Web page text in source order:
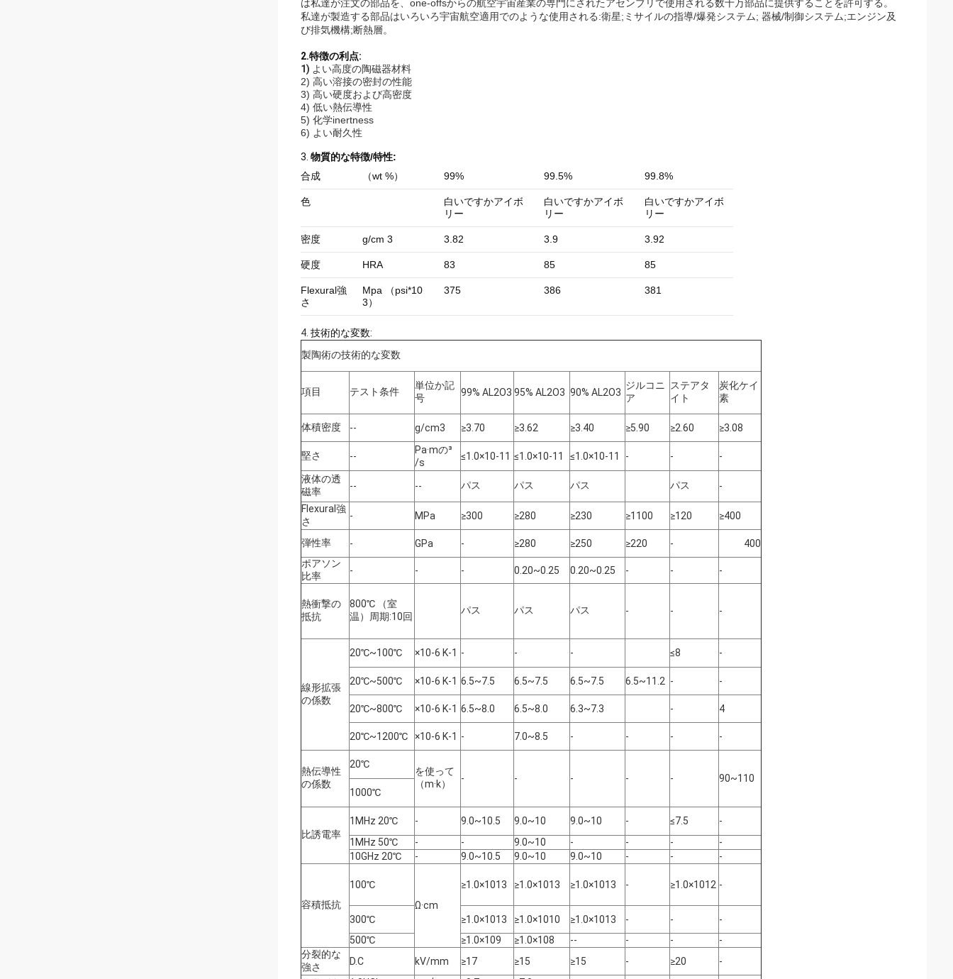
は私達が注文の部品を、one-offsからの航空宇宙産業の専門にされたアセンブリで使用される数十万部品に提供することを許可する。
私達が製造する部品はいろいろ宇宙航空適用でのような使用される:衛星;ミサイルの指導/爆発システム; 器械/制御システム;エンジン及
び排気機構;断熱層。
2.特徴の利点:
1) よい高度の陶磁器材料
2) 高い溶接の密封の性能
3) 高い硬度および高密度
4) 低い熱伝導性
5) 化学inertness
6) よい耐久性
3. 物質的な特徴/特性:
合成
（wt %） 99% 99.5% 99.8%
色
白いですかアイボ
リー
白いですかアイボ
リー
白いですかアイボ
リー
密度 g/cm 3 3.82 3.9 3.92
硬度 HRA 83 85 85
Flexural強
さ
Mpa （psi*10
3）
375 386 381
4. 技術的な変数:
製陶術の技術的な変数
項目 テスト条件
単位か記
号
99% AL2O3 95% AL2O3 90% AL2O3
ジルコニ
ア
ステアタ
イト
炭化ケイ
素
体積密度 -- g/cm3 ≥3.70 ≥3.62 ≥3.40 ≥5.90 ≥2.60 ≥3.08
堅さ --
Pa·mの³
/s
≤1.0×10-11 ≤1.0×10-11 ≤1.0×10-11 - -
-
液体の透
磁率
-- -- パス パス パス パス
-
Flexural強
さ
- MPa ≥300 ≥280 ≥230 ≥1100 ≥120 ≥400
弾性率 - GPa - ≥280 ≥250 ≥220 -
400
ポアソン
比率
- - - 0.20~0.25 0.20~0.25 - - -
熱衝撃の
抵抗
800℃ （室
温）周期:10回
パス パス パス - - -
線形拡張
の係数
20℃~100℃ ×10-6 K-1 - - - ≤8 -
20℃~500℃ ×10-6 K-1 6.5~7.5 6.5~7.5 6.5~7.5 6.5~11.2 - -
20℃~800℃ ×10-6 K-1 6.5~8.0 6.5~8.0 6.3~7.3 - 4
20℃~1200℃ ×10-6 K-1 - 7.0~8.5 - - - -
熱伝導性
の係数
20℃
を使って
（m·k）
- - - - -
90~110
1000℃
比誘電率
1MHz 20℃ - 9.0~10.5 9.0~10 9.0~10 - ≤7.5
-
1MHz 50℃
- - 9.0~10 - - -
-
10GHz 20℃
- 9.0~10.5 9.0~10 9.0~10 - - -
容積抵抗
100℃
Ω·cm
≥1.0×1013 ≥1.0×1013 ≥1.0×1013 - ≥1.0×1012 -
300℃ ≥1.0×1013 ≥1.0×1010 ≥1.0×1013 - -
-
500℃
≥1.0×109 ≥1.0×108 -- - -
-
分裂的な
強さ
D.C kV/mm ≥17 ≥15 ≥15 - ≥20
-